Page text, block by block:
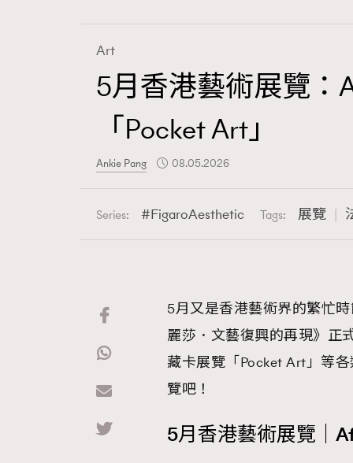
Fashion
Art
Paris
Hommes
Art
5月香港藝術展覽：
「Pocket Art」
Ankie Pang 08.05.2026
Series: FigaroAesthetic Tags: 展覽
5月又是香港藝術界的繁忙
麗莎．文藝復興的再現》正
藏卡展覽「Pocket Art」等
覽吧！
5月香港藝術展覽｜